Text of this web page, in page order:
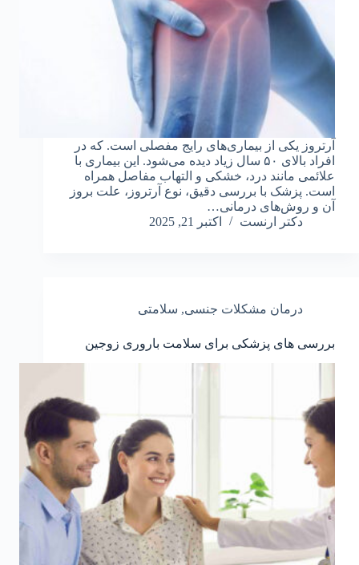
آرتروز یکی از بیماری‌های رایج مفصلی است. که در
افراد بالای ۵۰ سال زیاد دیده می‌شود. این بیماری با
علائمی مانند درد، خشکی و التهاب مفاصل همراه
است. پزشک با بررسی دقیق، نوع آرتروز، علت بروز
آن و روش‌های درمانی…
دکتر ارنست
اکتبر 21, 2025
درمان مشکلات جنسی, سلامتی
بررسی های پزشکی برای سلامت باروری زوجین